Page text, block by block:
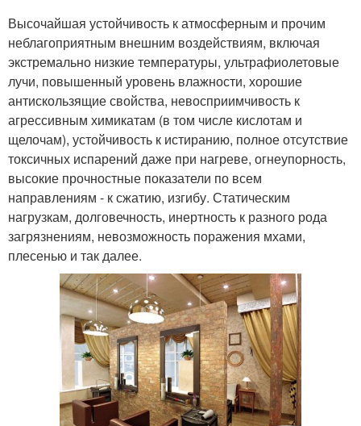
Высочайшая устойчивость к атмосферным и прочим
неблагоприятным внешним воздействиям, включая
экстремально низкие температуры, ультрафиолетовые
лучи, повышенный уровень влажности, хорошие
антискользящие свойства, невосприимчивость к
агрессивным химикатам (в том числе кислотам и
щелочам), устойчивость к истиранию, полное отсутствие
токсичных испарений даже при нагреве, огнеупорность,
высокие прочностные показатели по всем
направлениям - к сжатию, изгибу. Статическим
нагрузкам, долговечность, инертность к разного рода
загрязнениям, невозможность поражения мхами,
плесенью и так далее.